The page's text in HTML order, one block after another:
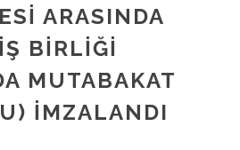
ARASINDA
BİRLİĞİ
MUTABAKAT
İMZALANDI